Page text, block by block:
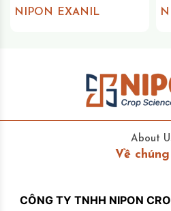
NIPON EXANIL
About
Về
CÔNG TY TNHH NIPON